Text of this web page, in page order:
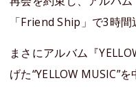
「Friend Ship」で3時間
まさにアルバム『
げた“YELLOW MUSIC”